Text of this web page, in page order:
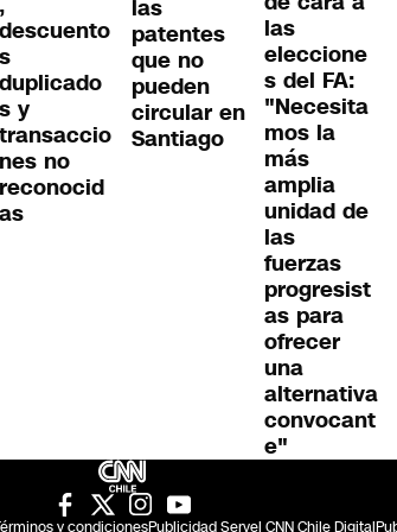
descuento
s
duplicado
s y
transaccio
nes no
reconocid
as
las
patentes
que no
pueden
circular en
Santiago
las
eleccione
s del FA:
"Necesita
mos la
más
amplia
unidad de
las
fuerzas
progresist
as para
ofrecer
una
alternativa
convocant
e"
y condicionesPublicidad Servel CNN Chile Digital